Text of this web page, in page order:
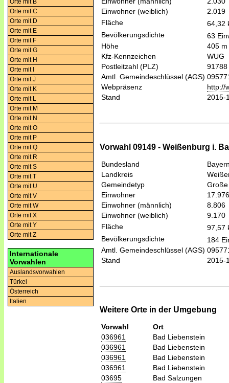
Orte mit B
Orte mit C
Orte mit D
Orte mit E
Orte mit F
Orte mit G
Orte mit H
Orte mit I
Orte mit J
Orte mit K
Orte mit L
Orte mit M
Orte mit N
Orte mit O
Orte mit P
Orte mit Q
Orte mit R
Orte mit S
Orte mit T
Orte mit U
Orte mit V
Orte mit W
Orte mit X
Orte mit Y
Orte mit Z
Internationale
Vorwahlen
Auslandsvorwahlen
Türkei
Österreich
Italien
Einwohner (weiblich)
2.019
Fläche
64,32
Bevölkerungsdichte
63
Höhe
405 m
Kfz-Kennzeichen
WUG
Postleitzahl (PLZ)
91788
Amtl. Gemeindeschlüssel (AGS)
Webpräsenz
http://
Stand
2015-
Vorwahl 09149 - Weißenburg i.
Bundesland
Landkreis
Gemeindetyp
Einwohner
17.976
Einwohner (männlich)
8.806
Einwohner (weiblich)
9.170
Fläche
97,57
Bevölkerungsdichte
184
Amtl. Gemeindeschlüssel (AGS)
Stand
2015-
Weitere Orte in der Umgebung
Vorwahl
Ort
036961
Bad Liebenstein
036961
Bad Liebenstein
036961
Bad Liebenstein
036961
Bad Liebenstein
03695
Bad Salzungen